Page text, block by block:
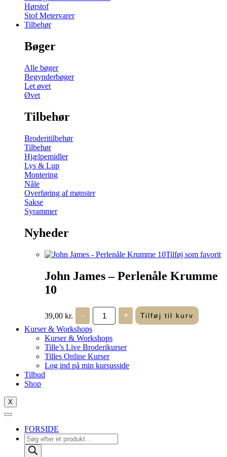
Hørstof
Stof Metervarer
Tilbehør
Bøger
Alle bøger
Begynderbøger
Let øvet
Øvet
Tilbehør
Broderitilbehør
Tilbehør
Hjælpemidler
Lys & Lup
Montering
Nåle
Overføring af mønster
Sakse
Syrammer
Nyheder
Tilføj som favorit
John James – Perlenåle Krumme
10
39,00 kr. -
John
James
-
Perlenåle
Krumme
10
antal
+ Tilføj til kurv
Kurser & Workshops
Kurser & Workshops
Tille’s Live Broderikurser
Tilles Online Kurser
Log ind på min kursusside
Tilbud
Shop
X
FORSIDE
Products
search